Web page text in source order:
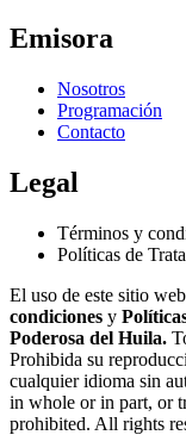
Emisora
Nosotros
Programación
Contacto
Legal
Términos y
Políticas de
El uso de este sitio
condiciones y
Poderosa del Huila.
Prohibida su
cualquier idioma sin
in whole or in part, or
prohibited. All rights